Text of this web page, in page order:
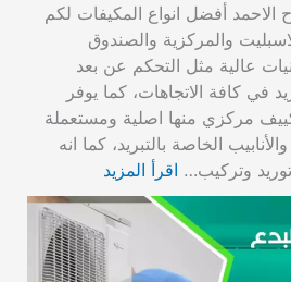
أفضل انواع المكيفات لكم
والمركزية والصندوق
عالية مثل التحكم عن بعد
في كافة الاتجاهات، كما يوفر
مركزي منها اصلية ومستعملة
الخاصة بالتبريد، كما انه
وتركيب… اقرأ المزيد